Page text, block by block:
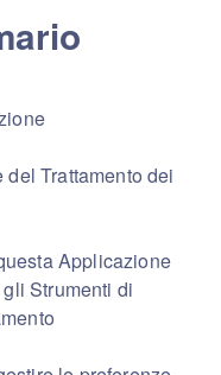
del Trattamento dei
Applicazione
Strumenti di